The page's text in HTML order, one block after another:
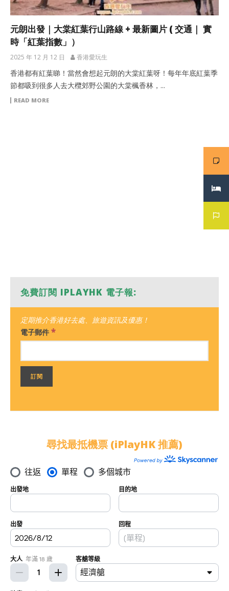
元朗出發｜大棠紅葉行山路線 + 最新圖片 ( 交通｜ 實
時「紅葉指數」）
2025 年 12 月 12 日 香港愛玩生
香港都有紅葉睇！當然會想起元朗的大棠紅葉呀！每年年底紅葉季
節都吸到很多人去大欖郊野公園的大棠楓香林，...
READ MORE
免費訂閱 IPLAYHK 電子報:
定期推介香港好去處、旅遊資訊及優惠！
電子郵件 *
尋找最抵機票 (iPlayHK 推薦)